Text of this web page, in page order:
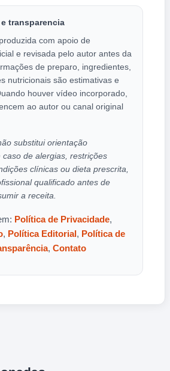
transparencia
com apoio de
e revisada pelo autor antes da
de preparo, ingredientes,
nutricionais são estimativas e
houver vídeo incorporado,
ao autor ou canal original
substitui orientação
caso de alergias, restrições
clínicas ou dieta prescrita,
qualificado antes de
a receita.
Política de Privacidade,
, Política Editorial, Política de
, Contato